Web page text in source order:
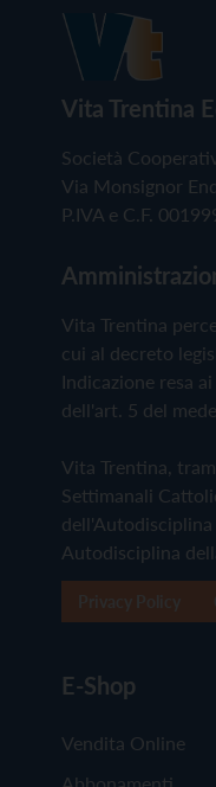
Vita Trentina
Società
Via Monsignor
P.IVA e C.F.
Vita Trentina
cui al decreto
Indicazione resa
dell'art. 5 del
Vita Trentina,
Settimanali
Autodisciplina
E-Shop
Vendita Online